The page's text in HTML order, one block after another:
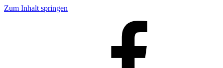
Zum Inhalt springen